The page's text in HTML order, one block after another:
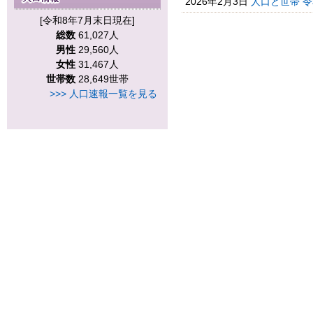
[令和8年7月末日現在]
総数 61,027人
男性 29,560人
女性 31,467人
世帯数 28,649世帯
>>> 人口速報一覧を見る